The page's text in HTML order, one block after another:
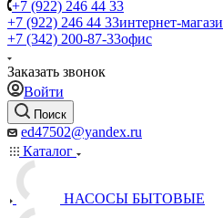
+7 (922) 246 44 33
+7 (922) 246 44 33интернет-
+7 (342) 200-87-33офис
Заказать звонок
Войти
Поиск
ed47502@yandex.ru
Каталог
НАСОСЫ БЫТОВЫЕ